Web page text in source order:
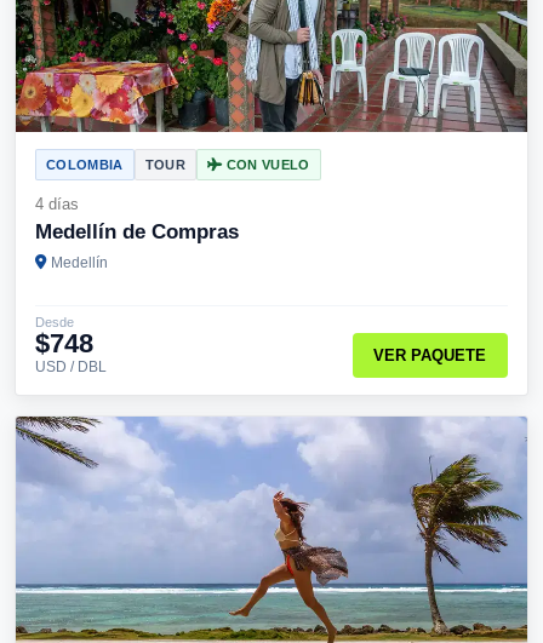
COLOMBIA TOUR CON VUELO
4 días
Medellín de Compras
Medellín
Desde
$748
USD / DBL
VER PAQUETE